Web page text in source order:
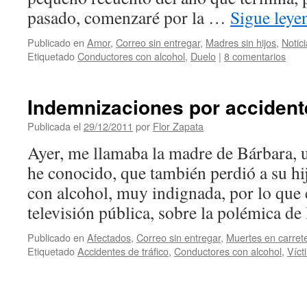
pasado, comenzaré por la … Sigue
Publicado en Amor, Correo sin entregar, Madres sin hijos,
EtiquetadoConductores con alcohol, Duelo | 8 comentarios
Indemnizaciones por
Publicada el 29/12/2011 por Flor Zapata
Ayer, me llamaba la madre de Bárbara,
he conocido, que también perdió a su
con alcohol, muy indignada, por lo que
televisión pública, sobre la polémica
Publicado en Afectados, Correo sin entregar, Muertes en
EtiquetadoAccidentes de tráfico, Conductores con alcohol,